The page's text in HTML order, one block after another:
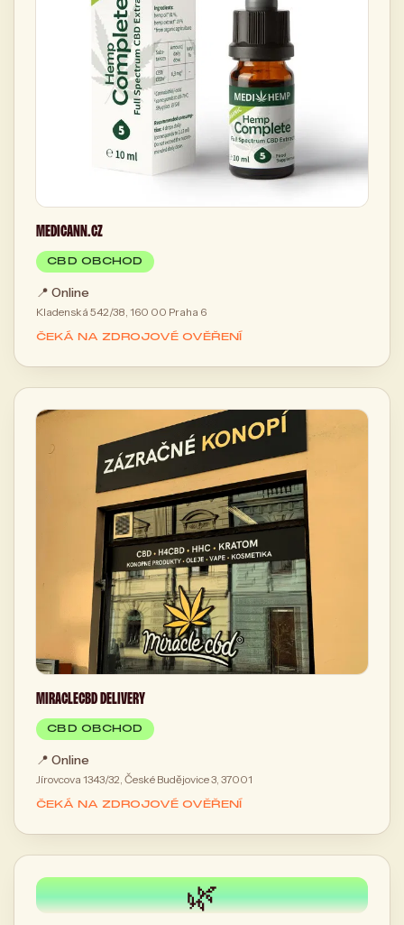
MEDICANN.CZ
CBD OBCHOD
📍 Online
Kladenská 542/38, 160 00 Praha 6
ČEKÁ NA ZDROJOVÉ OVĚŘENÍ
MIRACLECBD DELIVERY
CBD OBCHOD
📍 Online
Jírovcova 1343/32, České Budějovice 3, 37001
ČEKÁ NA ZDROJOVÉ OVĚŘENÍ
🌿